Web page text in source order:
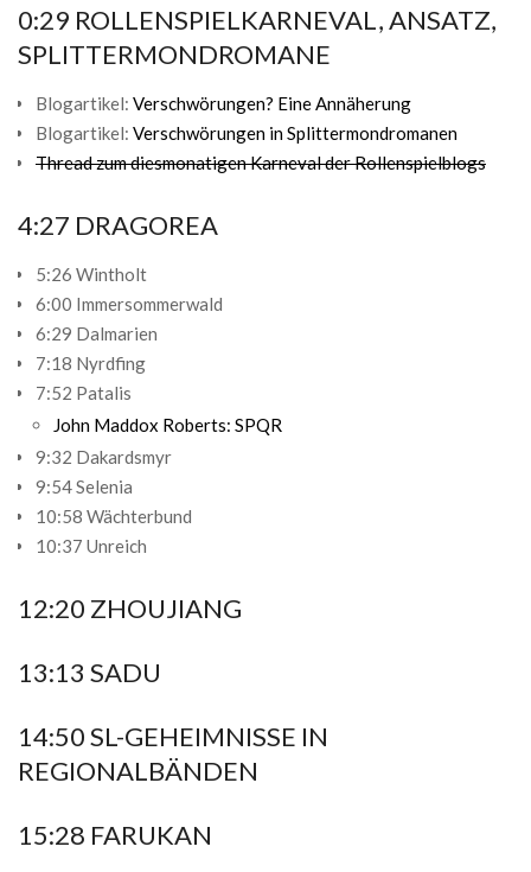
0:29 ROLLENSPIELKARNEVAL, ANSATZ,
SPLITTERMONDROMANE
Blogartikel: Verschwörungen? Eine Annäherung
Blogartikel: Verschwörungen in Splittermondromanen
Thread zum diesmonatigen Karneval der Rollenspielblogs
4:27 DRAGOREA
5:26 Wintholt
6:00 Immersommerwald
6:29 Dalmarien
7:18 Nyrdfing
7:52 Patalis
John Maddox Roberts: SPQR
9:32 Dakardsmyr
9:54 Selenia
10:58 Wächterbund
10:37 Unreich
12:20 ZHOUJIANG
13:13 SADU
14:50 SL-GEHEIMNISSE IN
REGIONALBÄNDEN
15:28 FARUKAN